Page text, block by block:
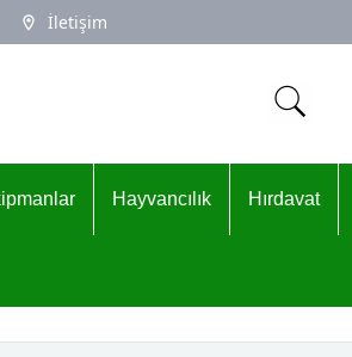
İletişim
Hayvancılık Hırdavat